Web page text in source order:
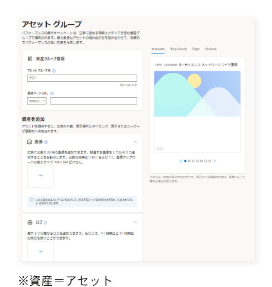
※資産＝アセット